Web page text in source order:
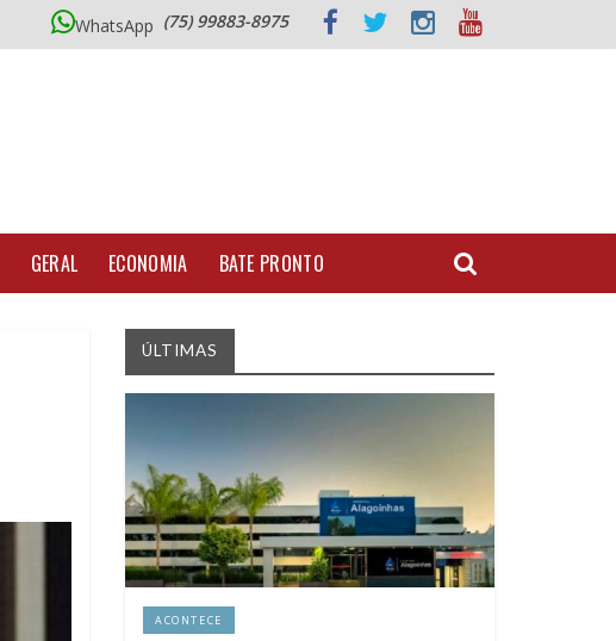
WhatsApp (75) 99883-8975
GERAL ECONOMIA BATE PRONTO
ÚLTIMAS
ACONTECE